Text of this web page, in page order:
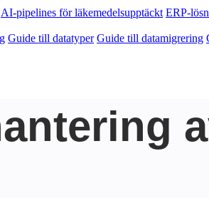
AI-pipelines för läkemedelsupptäckt ERP-
Guide till datatyper Guide till datamigrering